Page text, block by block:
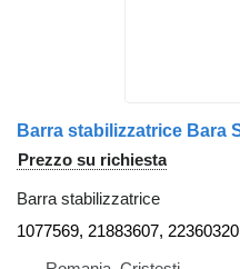
Prezzo su richiesta
Barra stabilizzatrice
1077569, 21883607, 22360320